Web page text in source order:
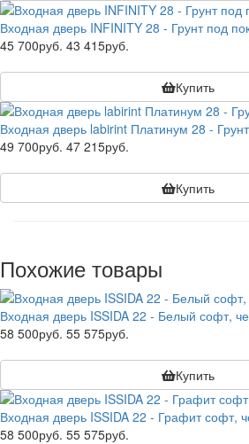
Входная дверь INFINITY 28 - Грунт под
45 700руб. 43 415руб.
Купить
Входная дверь labirint Платинум 28 -
49 700руб. 47 215руб.
Купить
Похожие товары
Входная дверь ISSIDA 22 - Белый софт,
58 500руб. 55 575руб.
Купить
Входная дверь ISSIDA 22 - Графит софт,
58 500руб. 55 575руб.